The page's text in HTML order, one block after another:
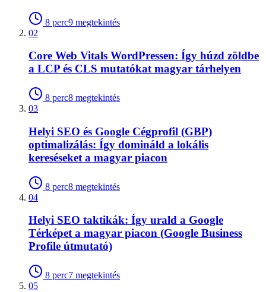
8 perc9 megtekintés
02
Core Web Vitals WordPressen: Így húzd zöldbe
a LCP és CLS mutatókat magyar tárhelyen
8 perc8 megtekintés
03
Helyi SEO és Google Cégprofil (GBP)
optimalizálás: Így domináld a lokális
kereséseket a magyar piacon
8 perc8 megtekintés
04
Helyi SEO taktikák: Így urald a Google
Térképet a magyar piacon (Google Business
Profile útmutató)
8 perc7 megtekintés
05